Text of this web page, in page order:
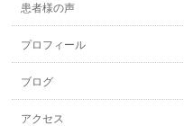
患者様の声
プロフィール
ブログ
アクセス